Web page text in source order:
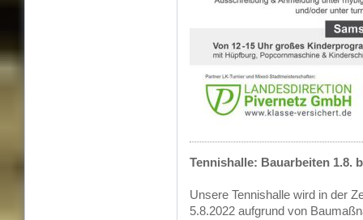
Tennishalle: Bauarbeiten 1.8.
Unsere Tennishalle wird in der
5.8.2022 aufgrund von